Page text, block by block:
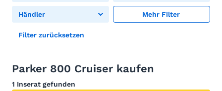
Händler Mehr Filter
Filter zurücksetzen
Parker 800 Cruiser kaufen
1 Inserat gefunden